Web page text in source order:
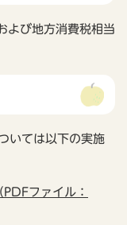
び地方消費税相当
いては以下の実施
ファイル：